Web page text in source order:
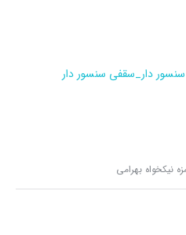
دار_سقفی سنسور دار
نیکخواه بهرامی